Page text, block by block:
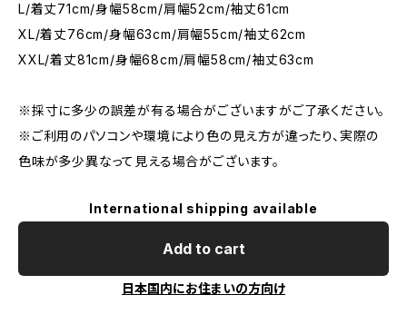
L/着丈71cm/身幅58cm/肩幅52cm/袖丈61cm
XL/着丈76cm/身幅63cm/肩幅55cm/袖丈62cm
XXL/着丈81cm/身幅68cm/肩幅58cm/袖丈63cm
※採寸に多少の誤差が有る場合がございますがご了承ください。
※ご利用のパソコンや環境により色の見え方が違ったり、実際の
色味が多少異なって見える場合がございます。
International shipping available
Add to cart
日本国内にお住まいの方向け